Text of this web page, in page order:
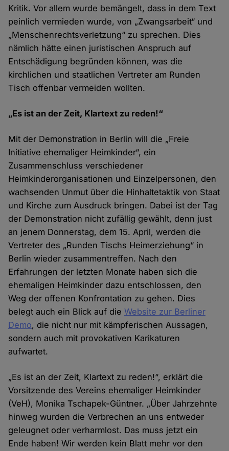
Kritik. Vor allem wurde bemängelt, dass in dem Text
peinlich vermieden wurde, von „Zwangsarbeit“ und
„Menschenrechtsverletzung“ zu sprechen. Dies
nämlich hätte einen juristischen Anspruch auf
Entschädigung begründen können, was die
kirchlichen und staatlichen Vertreter am Runden
Tisch offenbar vermeiden wollten.
„Es ist an der Zeit, Klartext zu reden!“
Mit der Demonstration in Berlin will die „Freie
Initiative ehemaliger Heimkinder“, ein
Zusammenschluss verschiedener
Heimkinderorganisationen und Einzelpersonen, den
wachsenden Unmut über die Hinhaltetaktik von Staat
und Kirche zum Ausdruck bringen. Dabei ist der Tag
der Demonstration nicht zufällig gewählt, denn just
an jenem Donnerstag, dem 15. April, werden die
Vertreter des „Runden Tischs Heimerziehung“ in
Berlin wieder zusammentreffen. Nach den
Erfahrungen der letzten Monate haben sich die
ehemaligen Heimkinder dazu entschlossen, den
Weg der offenen Konfrontation zu gehen. Dies
belegt auch ein Blick auf dieWebsite zur Berliner
Demo, die nicht nur mit kämpferischen Aussagen,
sondern auch mit provokativen Karikaturen
aufwartet.
„Es ist an der Zeit, Klartext zu reden!“, erklärt die
Vorsitzende des Vereins ehemaliger Heimkinder
(VeH), Monika Tschapek-Güntner. „Über Jahrzehnte
hinweg wurden die Verbrechen an uns entweder
geleugnet oder verharmlost. Das muss jetzt ein
Ende haben! Wir werden kein Blatt mehr vor den